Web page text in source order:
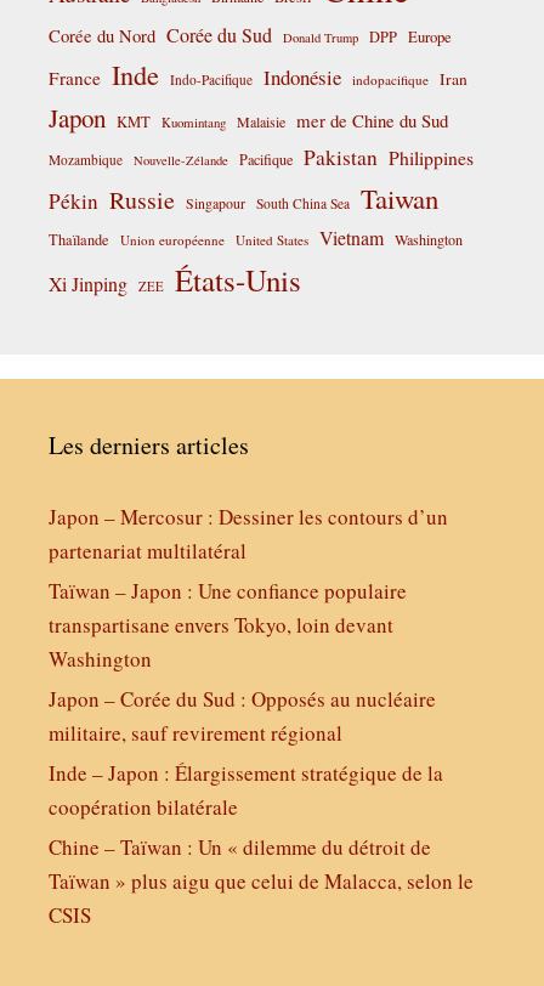
Corée du Nord Corée du Sud Donald Trump DPP Europe
France Inde Indo-Pacifique Indonésie indopacifique Iran
Japon KMT Kuomintang Malaisie mer de Chine du Sud
Mozambique Nouvelle-Zélande Pacifique Pakistan Philippines
Pékin Russie Singapour South China Sea Taiwan
Thaïlande Union européenne United States Vietnam Washington
Xi Jinping ZEE États-Unis
Les derniers articles
Japon – Mercosur : Dessiner les contours d’un
partenariat multilatéral
Taïwan – Japon : Une confiance populaire
transpartisane envers Tokyo, loin devant
Washington
Japon – Corée du Sud : Opposés au nucléaire
militaire, sauf revirement régional
Inde – Japon : Élargissement stratégique de la
coopération bilatérale
Chine – Taïwan : Un « dilemme du détroit de
Taïwan » plus aigu que celui de Malacca, selon le
CSIS